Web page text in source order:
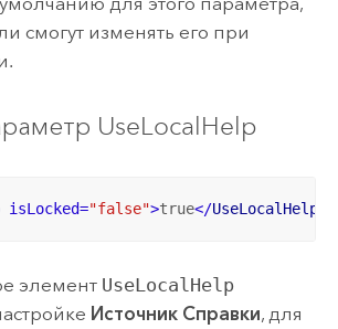
смогут изменять его при
UseLocalHelp
isLocked="false">true</UseLocalHelp
элемент UseLocalHelp
Источник Справки, для